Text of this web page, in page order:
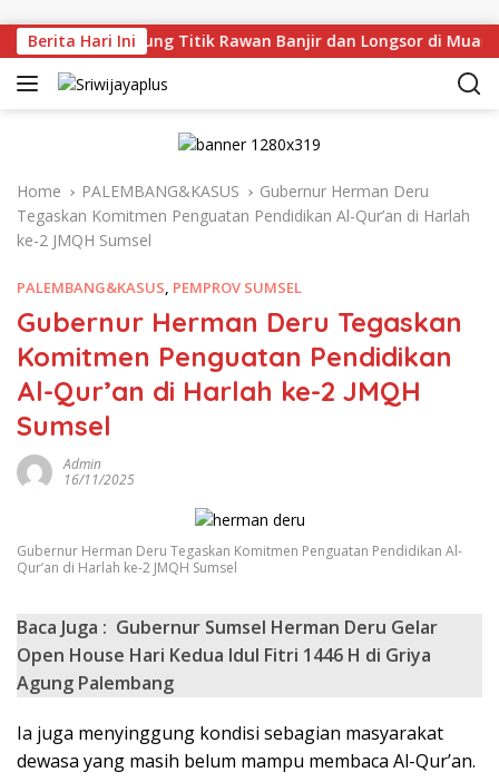
Berita Hari Ini
Tinjau Langsung Titik Rawan Banjir dan Longsor di Muara
Home PALEMBANG&KASUS
Gubernur Herman Deru
Tegaskan Komitmen Penguatan Pendidikan Al-Qur’an di Harlah
ke-2 JMQH Sumsel
PALEMBANG&KASUS, PEMPROV SUMSEL
Gubernur Herman Deru Tegaskan
Komitmen Penguatan Pendidikan
Al-Qur’an di Harlah ke-2 JMQH
Sumsel
Admin
16/11/2025
Gubernur Herman Deru Tegaskan Komitmen Penguatan Pendidikan Al-
Qur’an di Harlah ke-2 JMQH Sumsel
Baca Juga : Gubernur Sumsel Herman Deru Gelar
Open House Hari Kedua Idul Fitri 1446 H di Griya
Agung Palembang
Ia juga menyinggung kondisi sebagian masyarakat
dewasa yang masih belum mampu membaca Al-Qur’an.